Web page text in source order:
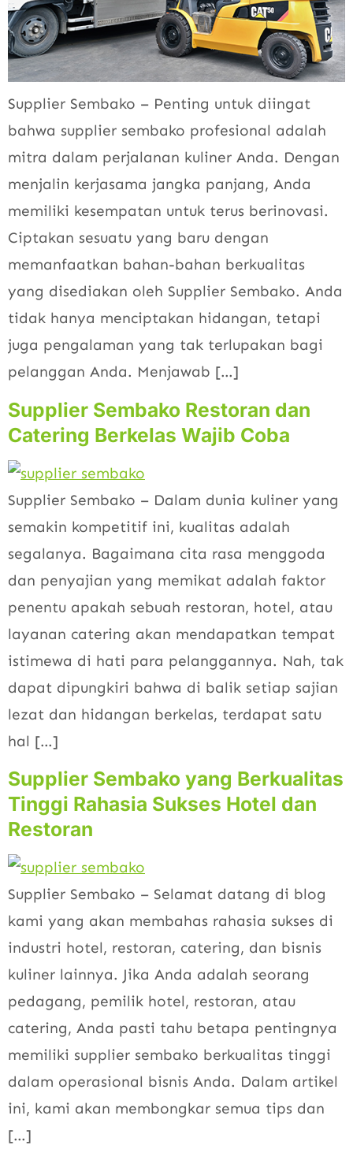
Supplier Sembako – Penting untuk diingat
bahwa supplier sembako profesional adalah
mitra dalam perjalanan kuliner Anda. Dengan
menjalin kerjasama jangka panjang, Anda
memiliki kesempatan untuk terus berinovasi.
Ciptakan sesuatu yang baru dengan
memanfaatkan bahan-bahan berkualitas
yang disediakan oleh Supplier Sembako. Anda
tidak hanya menciptakan hidangan, tetapi
juga pengalaman yang tak terlupakan bagi
pelanggan Anda. Menjawab […]
Supplier Sembako Restoran dan
Catering Berkelas Wajib Coba
Supplier Sembako – Dalam dunia kuliner yang
semakin kompetitif ini, kualitas adalah
segalanya. Bagaimana cita rasa menggoda
dan penyajian yang memikat adalah faktor
penentu apakah sebuah restoran, hotel, atau
layanan catering akan mendapatkan tempat
istimewa di hati para pelanggannya. Nah, tak
dapat dipungkiri bahwa di balik setiap sajian
lezat dan hidangan berkelas, terdapat satu
hal […]
Supplier Sembako yang Berkualitas
Tinggi Rahasia Sukses Hotel dan
Restoran
Supplier Sembako – Selamat datang di blog
kami yang akan membahas rahasia sukses di
industri hotel, restoran, catering, dan bisnis
kuliner lainnya. Jika Anda adalah seorang
pedagang, pemilik hotel, restoran, atau
catering, Anda pasti tahu betapa pentingnya
memiliki supplier sembako berkualitas tinggi
dalam operasional bisnis Anda. Dalam artikel
ini, kami akan membongkar semua tips dan
[…]